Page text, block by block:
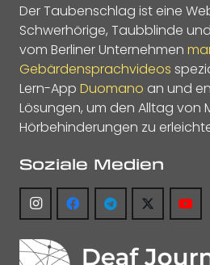
Der Taubenschlag ist eine
Schwerhörige, Taubblinde
vom Berliner Unternehmen
Gebärdensprachvideos
Lern-App Duomano an und
Lösungen, um den Alltag von
Hörbehinderungen zu
Soziale Medien